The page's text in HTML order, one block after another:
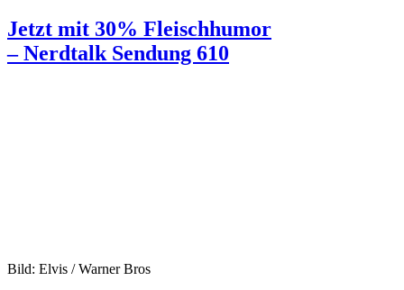
Jetzt mit 30% Fleischhumor
– Nerdtalk Sendung 610
Bild: Elvis / Warner Bros